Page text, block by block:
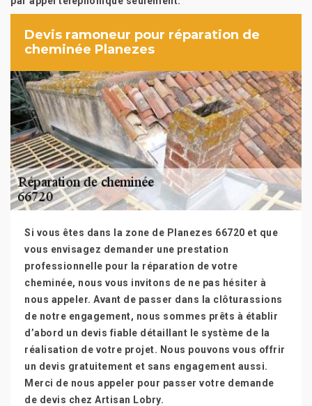
Devis ramoneur pour réparation de
cheminée Planezes
Si vous êtes dans la zone de Planezes 66720 et que
vous envisagez demander une prestation
professionnelle pour la réparation de votre
cheminée, nous vous invitons de ne pas hésiter à
nous appeler. Avant de passer dans la clôturassions
de notre engagement, nous sommes prêts à établir
d’abord un devis fiable détaillant le système de la
réalisation de votre projet. Nous pouvons vous offrir
un devis gratuitement et sans engagement aussi.
Merci de nous appeler pour passer votre demande
de devis chez Artisan Lobry.